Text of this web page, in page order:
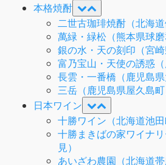
本格焼酎
二世古珈琲焼酎（北海道
萬緑・緑松（熊本県球磨
銀の水・天の刻印（宮崎
富乃宝山・天使の誘惑（
長雲・一番橋（鹿児島県
三岳（鹿児島県屋久島町
日本ワイン
十勝ワイン（北海道池田
十勝まきばの家ワイナ
見）
あいざわ農園（北海道帯